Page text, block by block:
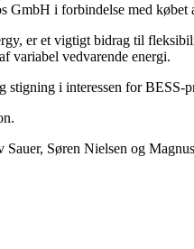
GmbH i forbindelse med
er et vigtigt bidrag til
variabel vedvarende energi.
i interessen for
Søren Nielsen og